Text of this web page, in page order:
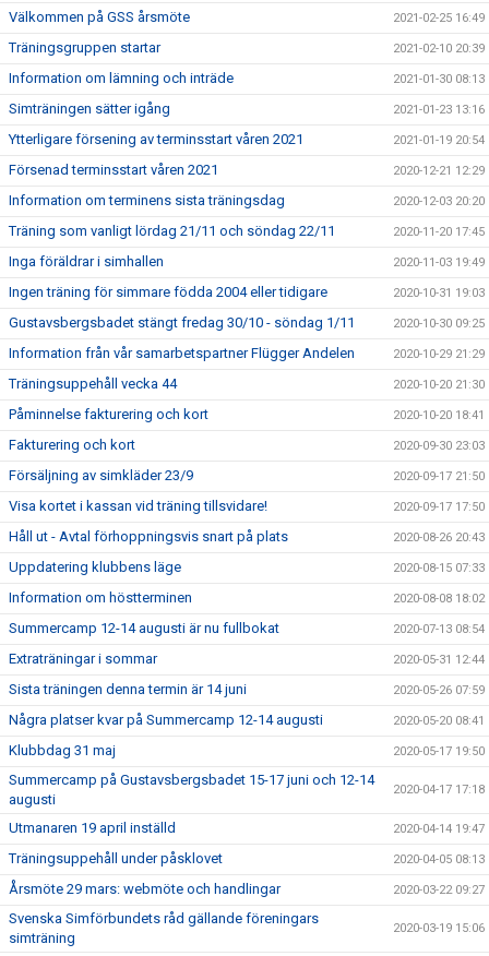
Välkommen på GSS årsmöte 2021-02-25 16:49
Träningsgruppen startar 2021-02-10 20:39
Information om lämning och inträde 2021-01-30 08:13
Simträningen sätter igång 2021-01-23 13:16
Ytterligare försening av terminsstart våren 2021 2021-01-19 20:54
Försenad terminsstart våren 2021 2020-12-21 12:29
Information om terminens sista träningsdag 2020-12-03 20:20
Träning som vanligt lördag 21/11 och söndag 22/11 2020-11-20 17:45
Inga föräldrar i simhallen 2020-11-03 19:49
Ingen träning för simmare födda 2004 eller tidigare 2020-10-31 19:03
Gustavsbergsbadet stängt fredag 30/10 - söndag 1/11 2020-10-30 09:25
Information från vår samarbetspartner Flügger Andelen 2020-10-29 21:29
Träningsuppehåll vecka 44 2020-10-20 21:30
Påminnelse fakturering och kort 2020-10-20 18:41
Fakturering och kort 2020-09-30 23:03
Försäljning av simkläder 23/9 2020-09-17 21:50
Visa kortet i kassan vid träning tillsvidare! 2020-09-17 17:50
Håll ut - Avtal förhoppningsvis snart på plats 2020-08-26 20:43
Uppdatering klubbens läge 2020-08-15 07:33
Information om höstterminen 2020-08-08 18:02
Summercamp 12-14 augusti är nu fullbokat 2020-07-13 08:54
Extraträningar i sommar 2020-05-31 12:44
Sista träningen denna termin är 14 juni 2020-05-26 07:59
Några platser kvar på Summercamp 12-14 augusti 2020-05-20 08:41
Klubbdag 31 maj 2020-05-17 19:50
Summercamp på Gustavsbergsbadet 15-17 juni och 12-14
augusti
2020-04-17 17:18
Utmanaren 19 april inställd 2020-04-14 19:47
Träningsuppehåll under påsklovet 2020-04-05 08:13
Årsmöte 29 mars: webmöte och handlingar 2020-03-22 09:27
Svenska Simförbundets råd gällande föreningars
simträning
2020-03-19 15:06